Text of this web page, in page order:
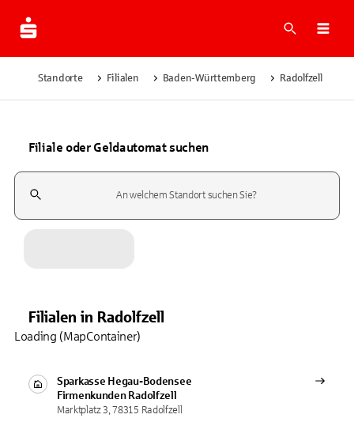
Suche
Standorte Filialen Baden-Württemberg Radolfzell
Filiale oder Geldautomat suchen
Suchfeld
Filialen in Radolfzell
Sparkasse Hegau-Bodensee
Firmenkunden Radolfzell
Marktplatz 3, 78315 Radolfzell
Loading (MapContainer)